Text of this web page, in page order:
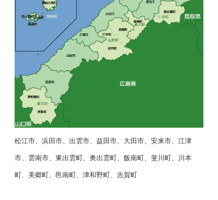
松江市、浜田市、出雲市、益田市、大田市、安来市、江津
市、雲南市、東出雲町、奥出雲町、飯南町、斐川町、川本
町、美郷町、邑南町、津和野町、吉賀町